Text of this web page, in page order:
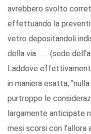
avrebbero svolto
effettuando la
vetro depositandoli
della via …… (sede
Laddove
in maniera esatta,
purtroppo le
largamente anticipate
mesi scorsi con l'allora